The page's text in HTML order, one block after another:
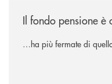
Il fondo pensione
…ha più fermate di